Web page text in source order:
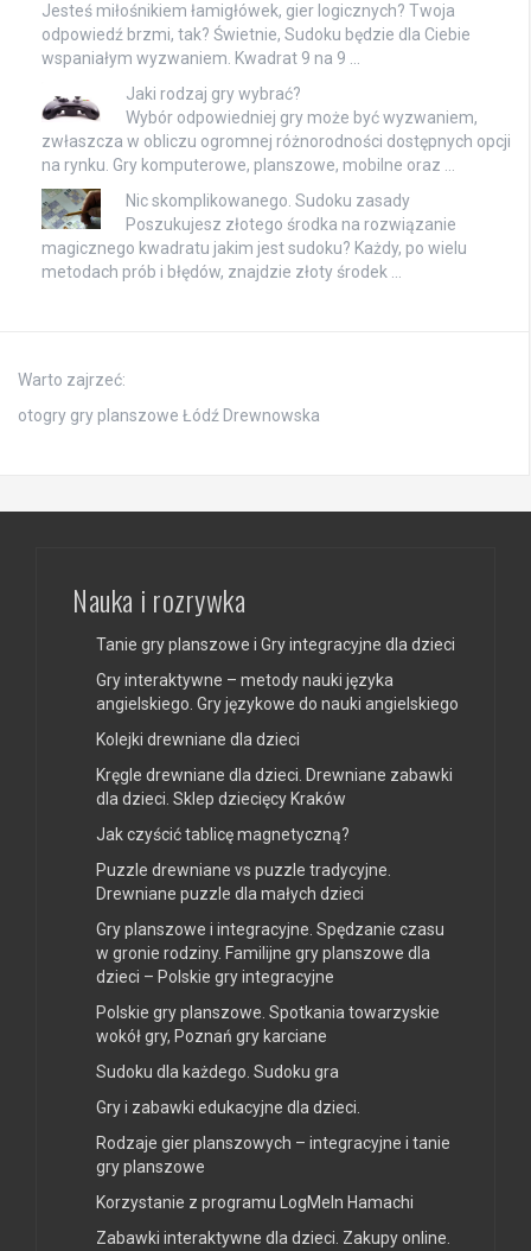
Jesteś miłośnikiem łamigłówek, gier logicznych? Twoja
odpowiedź brzmi, tak? Świetnie, Sudoku będzie dla Ciebie
wspaniałym wyzwaniem. Kwadrat 9 na 9 …
Jaki rodzaj gry wybrać?
Wybór odpowiedniej gry może być wyzwaniem,
zwłaszcza w obliczu ogromnej różnorodności dostępnych opcji
na rynku. Gry komputerowe, planszowe, mobilne oraz …
Nic skomplikowanego. Sudoku zasady
Poszukujesz złotego środka na rozwiązanie
magicznego kwadratu jakim jest sudoku? Każdy, po wielu
metodach prób i błędów, znajdzie złoty środek …
Warto zajrzeć:
otogry gry planszowe Łódź Drewnowska
Nauka i rozrywka
Tanie gry planszowe i Gry integracyjne dla dzieci
Gry interaktywne – metody nauki języka
angielskiego. Gry językowe do nauki angielskiego
Kolejki drewniane dla dzieci
Kręgle drewniane dla dzieci. Drewniane zabawki
dla dzieci. Sklep dziecięcy Kraków
Jak czyścić tablicę magnetyczną?
Puzzle drewniane vs puzzle tradycyjne.
Drewniane puzzle dla małych dzieci
Gry planszowe i integracyjne. Spędzanie czasu
w gronie rodziny. Familijne gry planszowe dla
dzieci – Polskie gry integracyjne
Polskie gry planszowe. Spotkania towarzyskie
wokół gry, Poznań gry karciane
Sudoku dla każdego. Sudoku gra
Gry i zabawki edukacyjne dla dzieci.
Rodzaje gier planszowych – integracyjne i tanie
gry planszowe
Korzystanie z programu LogMeIn Hamachi
Zabawki interaktywne dla dzieci. Zakupy online.